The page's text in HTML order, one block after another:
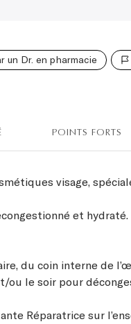
un Dr. en pharmacie
POINTS FORTS
visage,
et hydraté.
du coin interne de
le soir pour
Réparatrice sur